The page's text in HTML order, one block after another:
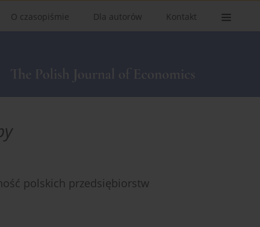
O czasopiśmie Dla autorów Kontakt
polskich przedsiębiorstw